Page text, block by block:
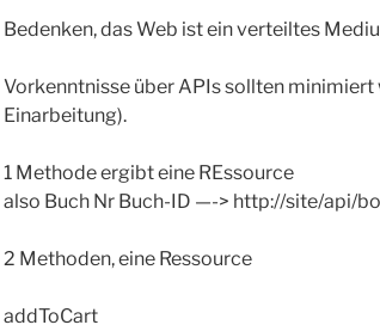
Bedenken, das Web ist ein verteiltes
Vorkenntnisse über APIs sollten minimiert
Einarbeitung).
1 Methode ergibt eine REssource
also Buch Nr Buch-ID —-> http://site/api/
2 Methoden, eine Ressource
addToCart